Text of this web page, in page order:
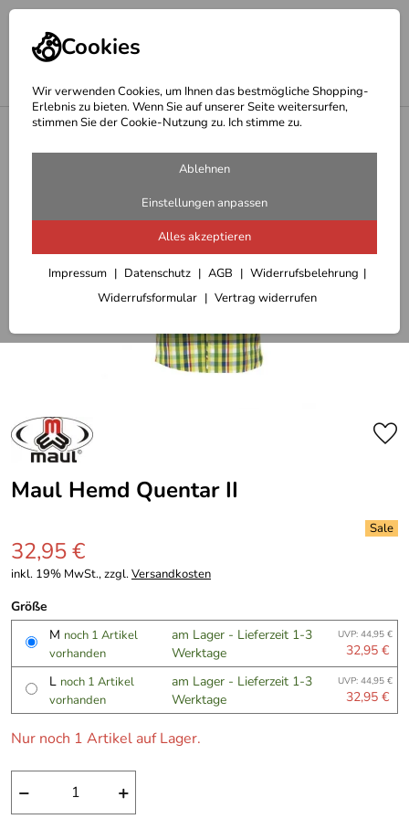
Cookies
Wir verwenden Cookies, um Ihnen das bestmögliche Shopping-
Erlebnis zu bieten. Wenn Sie auf unserer Seite weitersurfen,
stimmen Sie der Cookie-Nutzung zu. Ich stimme zu.
Ablehnen
Einstellungen anpassen
Alles akzeptieren
Impressum Datenschutz AGB
Widerrufsbelehrung
Widerrufsformular
Vertrag widerrufen
Outdoor T-Shirts/Hemden/Pullover Herren
Maul Hemd Quentar II
32,95 €
inkl. 19% MwSt., zzgl.Versandkosten
Größe
M noch 1 Artikel
vorhanden
am Lager - Lieferzeit 1-3
Werktage
UVP: 44,95 €
32,95 €
L noch 1 Artikel
vorhanden
am Lager - Lieferzeit 1-3
Werktage
UVP: 44,95 €
32,95 €
Nur noch 1 Artikel auf Lager.
− +